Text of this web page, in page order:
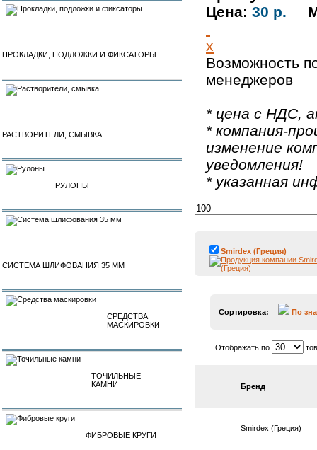
ПРОКЛАДКИ, ПОДЛОЖКИ И ФИКСАТОРЫ
РАСТВОРИТЕЛИ, СМЫВКА
РУЛОНЫ
СИСТЕМА ШЛИФОВАНИЯ 35 ММ
СРЕДСТВА
МАСКИРОВКИ
ТОЧИЛЬНЫЕ
КАМНИ
ФИБРОВЫЕ КРУГИ
Цена: 30 р.
x
Возможность
менеджеров
* цена с НДС,
* компания-
изменение
уведомления!
* указанная
Smirdex (Греция)
Сортировка: По
Отображать по
Бренд
Smirdex (Греция)